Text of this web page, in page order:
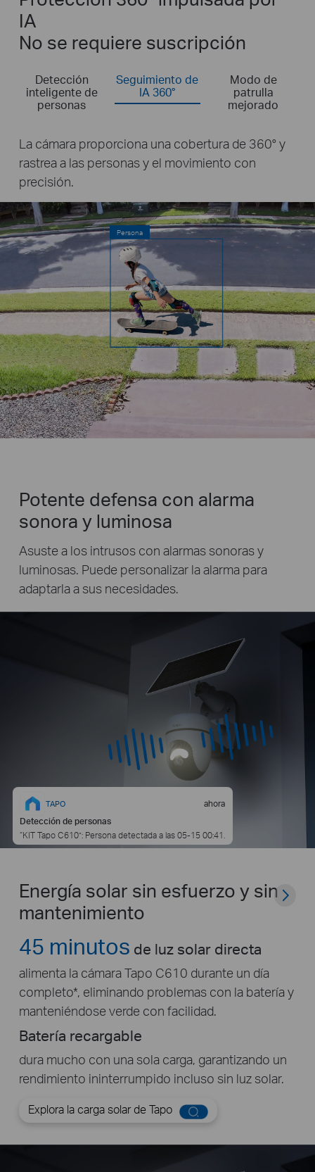
IA
No se requiere suscripción
Detección
inteligente de
personas
Seguimiento de
IA 360°
Modo de
patrulla
mejorado
La cámara escanea 360° y graba videos
siguiendo el cronograma establecido, o navega
entre puntos personalizados en diferentes
momentos.
Potente defensa con alarma
sonora y luminosa
Asuste a los intrusos con alarmas sonoras y
luminosas. Puede personalizar la alarma para
adaptarla a sus necesidades.
TAPO
ahora
Detección de personas
“KIT Tapo C610”: Persona detectada a las 05-15 00:41.
Energía solar sin esfuerzo y sin
mantenimiento
45 minutos de luz solar directa
alimenta la cámara Tapo C610 durante un día
completo*, eliminando problemas con la batería y
manteniéndose verde con facilidad.
Batería recargable
dura mucho con una sola carga, garantizando un
rendimiento ininterrumpido incluso sin luz solar.
Explora la carga solar de Tapo